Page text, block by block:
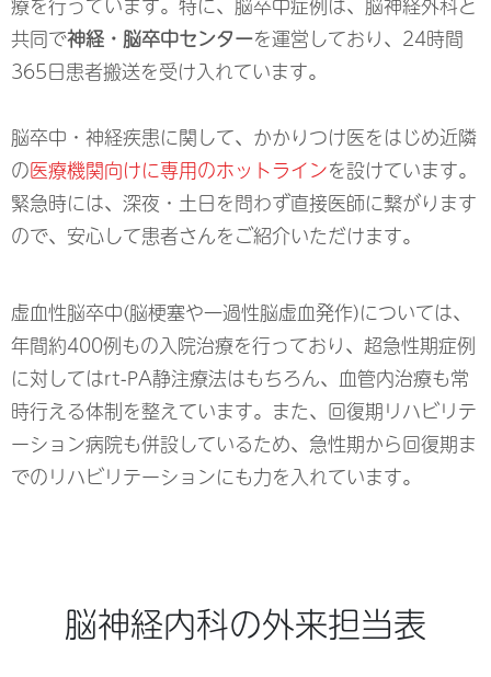
共同で神経・脳卒中センターを運営しており、24時間
365日患者搬送を受け入れています。
脳卒中・神経疾患に関して、かかりつけ医をはじめ近隣
の医療機関向けに専用のホットラインを設けています。
緊急時には、深夜・土日を問わず直接医師に繋がります
ので、安心して患者さんをご紹介いただけます。
虚血性脳卒中(脳梗塞や一過性脳虚血発作)については、
年間約400例もの入院治療を行っており、超急性期症例
に対してはrt-PA静注療法はもちろん、血管内治療も常
時行える体制を整えています。また、回復期リハビリテ
ーション病院も併設しているため、急性期から回復期ま
でのリハビリテーションにも力を入れています。
脳神経内科の外来担当表